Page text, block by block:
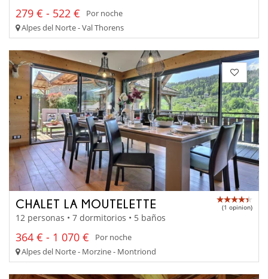
279 € - 522 €
Por noche
Alpes del Norte - Val Thorens
CHALET LA MOUTELETTE (1 opinion)
12 personas • 7 dormitorios • 5 baños
364 € - 1 070 €
Por noche
Alpes del Norte - Morzine - Montriond